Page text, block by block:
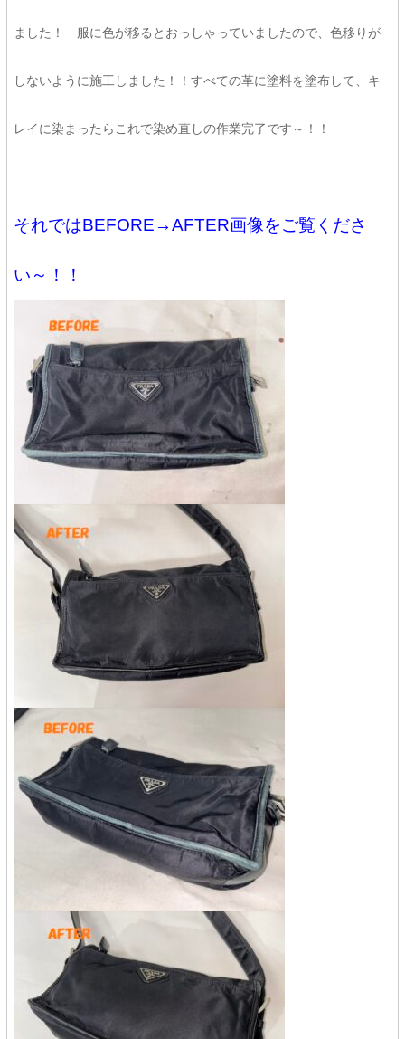
ました！ 服に色が移るとおっしゃっていましたので、色移りが
しないように施工しました！！すべての革に塗料を塗布して、キ
レイに染まったらこれで染め直しの作業完了です～！！
それではBEFORE→AFTER画像をご覧くださ
い～！！